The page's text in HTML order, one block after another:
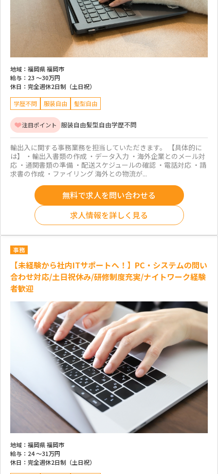
地域： 福岡県 福岡市
給与： 23 ～30万円
休日： 完全週休2日制（土日祝）
学歴不問 服装自由 髪型自由
注目ポイント 服装自由髪型自由学歴不問
輸出入に関する事務業務を担当していただきます。 【具体的に
は】 ・輸出入書類の作成 ・データ入力 ・海外企業とのメール対
応 ・通関書類の準備 ・配送スケジュールの確認 ・電話対応 ・請
求書の作成 ・ファイリング 海外との物流が...
無料で求人を問い合わせる
求人情報を詳しく見る
事務
【未経験から社内ITサポートへ！】PC・システムの問い
合わせ対応/土日祝休み/研修制度充実/ナイトワーク経験
者歓迎
地域： 福岡県 福岡市
給与： 24 ～31万円
休日： 完全週休2日制（土日祝）